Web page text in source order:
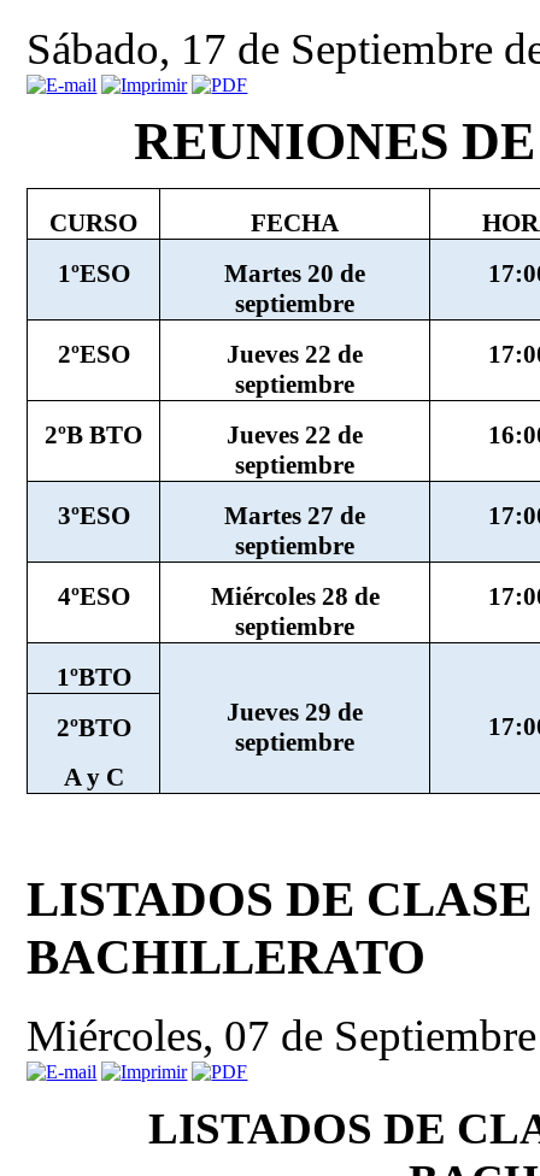
Sábado, 17 de Septiembre
REUNIONES
CURSO FECHA
1ºESO
Martes 20 de
septiembre
2ºESO
Jueves 22 de
septiembre
2ºB BTO
Jueves 22 de
septiembre
3ºESO
Martes 27 de
septiembre
4ºESO
Miércoles 28 de
septiembre
1ºBTO
Jueves 29 de
septiembre
2ºBTO
A y C
LISTADOS DE CLASE
BACHILLERATO
Miércoles, 07 de
LISTADOS DE